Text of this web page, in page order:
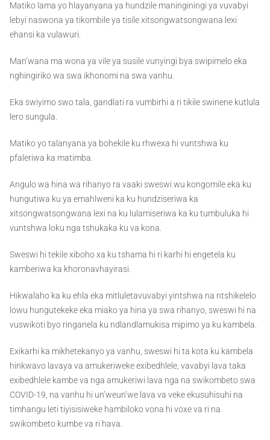
Matiko lama yo hlayanyana ya hundzile maninginingi ya vuvabyi
lebyi naswona ya tikombile ya tisile xitsongwatsongwana lexi
ehansi ka vulawuri.
Man’wana ma wona ya vile ya susile vunyingi bya swipimelo eka
nghingiriko wa swa ikhonomi na swa vanhu.
Eka swiyimo swo tala, gandlati ra vumbirhi a ri tikile swinene kutlula
lero sungula.
Matiko yo talanyana ya bohekile ku rhwexa hi vuntshwa ku
pfaleriwa ka matimba.
Angulo wa hina wa rihanyo ra vaaki sweswi wu kongomile eka ku
hungutiwa ku ya emahlweni ka ku hundziseriwa ka
xitsongwatsongwana lexi na ku lulamiseriwa ka ku tumbuluka hi
vuntshwa loku nga tshukaka ku va kona.
Sweswi hi tekile xiboho xa ku tshama hi ri karhi hi engetela ku
kamberiwa ka khoronavhayirasi.
Hikwalaho ka ku ehla eka mitluletavuvabyi yintshwa na ntshikelelo
lowu hungutekeke eka miako ya hina ya swa rihanyo, sweswi hi na
vuswikoti byo ringanela ku ndlandlamukisa mipimo ya ku kambela.
Exikarhi ka mikhetekanyo ya vanhu, sweswi hi ta kota ku kambela
hinkwavo lavaya va amukeriweke exibedhlele, vavabyi lava taka
exibedhlele kambe va nga amukeriwi lava nga na swikombeto swa
COVID-19, na vanhu hi un’weun’we lava va veke ekusuhisuhi na
timhangu leti tiyisisiweke hambiloko vona hi voxe va ri na
swikombeto kumbe va ri hava.